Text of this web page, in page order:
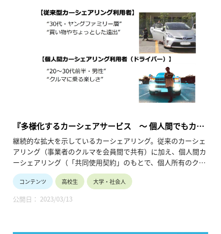
『多様化するカーシェアサービス ～ 個人間でもカー
シェアリング ～』
継続的な拡大を示しているカーシェアリング。従来のカーシェ
アリング（事業者のクルマを会員間で共有）に加え、個人間カ
ーシェアリング（「共同使用契約」のもとで、個人所有のクル
マを他者と共有）も活況を呈する等、同サービス形態の多様化
の現状について当財団が調査した結果をまとめた動画です。
（令和2年12月公開、6分22秒）
コンテンツ 高校生 大学・社会人
公開日： 2023/03/13